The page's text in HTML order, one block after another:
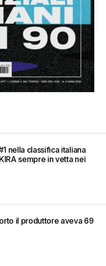
nella classifica italiana
sempre in vetta nei
il produttore aveva 69